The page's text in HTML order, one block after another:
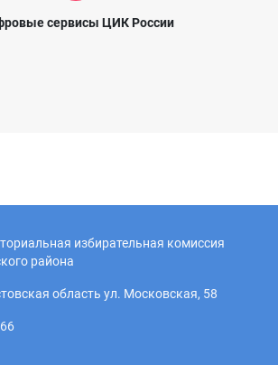
сервисы ЦИК России
избирательная комиссия
района
область ул. Московская, 58